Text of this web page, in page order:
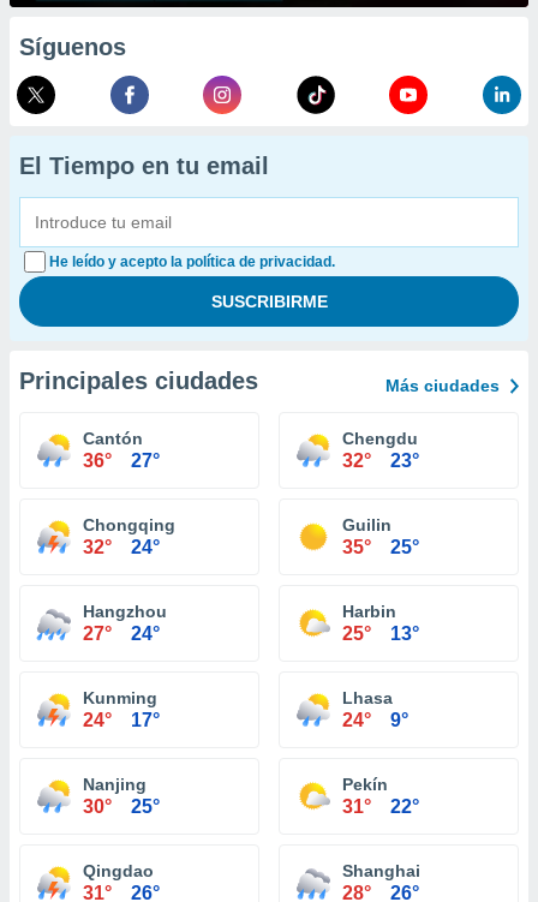
Síguenos
El Tiempo en tu email
He leído y acepto la política de privacidad.
Principales ciudades Más ciudades
Cantón
36° 27°
Chengdu
32° 23°
Chongqing
32° 24°
Guilin
35° 25°
Hangzhou
27° 24°
Harbin
25° 13°
Kunming
24° 17°
Lhasa
24° 9°
Nanjing
30° 25°
Pekín
31° 22°
Qingdao
31° 26°
Shanghai
28° 26°